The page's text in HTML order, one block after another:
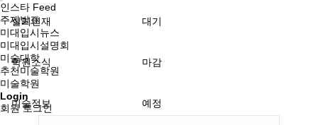
실기연재
학원소식
미술정보
대기
마감
예정
인스타 Feed
주제발표
미대입시뉴스
미대입시설명회
미술대학
추천미술학원
미술학원
Login
회원 로그인